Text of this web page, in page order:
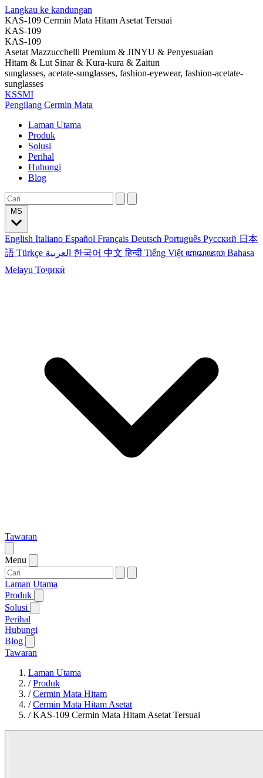
Langkau ke kandungan
KAS-109 Cermin Mata Hitam Asetat Tersuai
KAS-109
KAS-109
Asetat Mazzucchelli Premium & JINYU & Penyesuaian
Hitam & Lut Sinar & Kura-kura & Zaitun
sunglasses, acetate-sunglasses, fashion-eyewear, fashion-acetate-
sunglasses
KSSMI
Pengilang Cermin Mata
Laman Utama
Produk
Solusi
Perihal
Hubungi
Blog
English Italiano Español Français Deutsch Português Русский 日本
語 Türkçe 한국어 中文हिन्दी Tiếng Việt ꦧꦱꦗꦮ Bahasa
Melayu Тоҷикӣ
Tawaran
Menu
Laman Utama
Produk
Solusi
Perihal
Hubungi
Blog
Tawaran
Laman Utama
/Produk
/Cermin Mata Hitam
/Cermin Mata Hitam Asetat
/KAS-109 Cermin Mata Hitam Asetat Tersuai